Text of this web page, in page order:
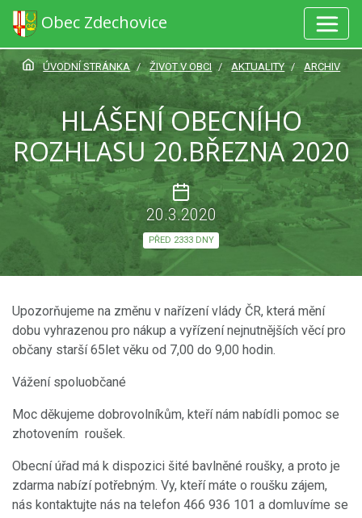
Obec Zdechovice
ÚVODNÍ STRÁNKA ŽIVOT V OBCI AKTUALITY ARCHIV
HLÁŠENÍ OBECNÍHO
ROZHLASU 20.BŘEZNA 2020
20.3.2020
PŘED 2333 DNY
Upozorňujeme na změnu v nařízení vlády ČR, která mění
dobu vyhrazenou pro nákup a vyřízení nejnutnějších věcí pro
občany starší 65let věku od 7,00 do 9,00 hodin.
Vážení spoluobčané
Moc děkujeme dobrovolníkům, kteří nám nabídli pomoc se
zhotovením roušek.
Obecní úřad má k dispozici šité bavlněné roušky, a proto je
zdarma nabízí potřebným. Vy, kteří máte o roušku zájem,
nás kontaktujte nás na telefon 466 936 101 a domluvíme se